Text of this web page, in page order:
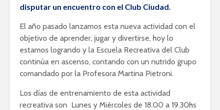
disputar un encuentro con el Club Ciudad.
El año pasado lanzamos esta nueva actividad con el
objetivo de aprender, jugar y divertirse, hoy lo
estamos logrando y la Escuela Recreativa del Club
continúa en ascenso, contando con un nutrido grupo
comandado por la Profesora Martina Pietroni.
Los días de entrenamiento de esta actividad
recreativa son Lunes y Miércoles de 18.00 a 19.30hs